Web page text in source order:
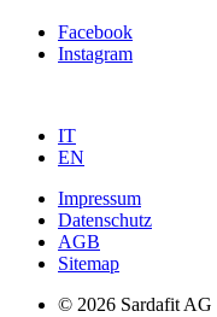
Facebook
Instagram
IT
EN
Impressum
Datenschutz
AGB
Sitemap
© 2026 Sardafit AG